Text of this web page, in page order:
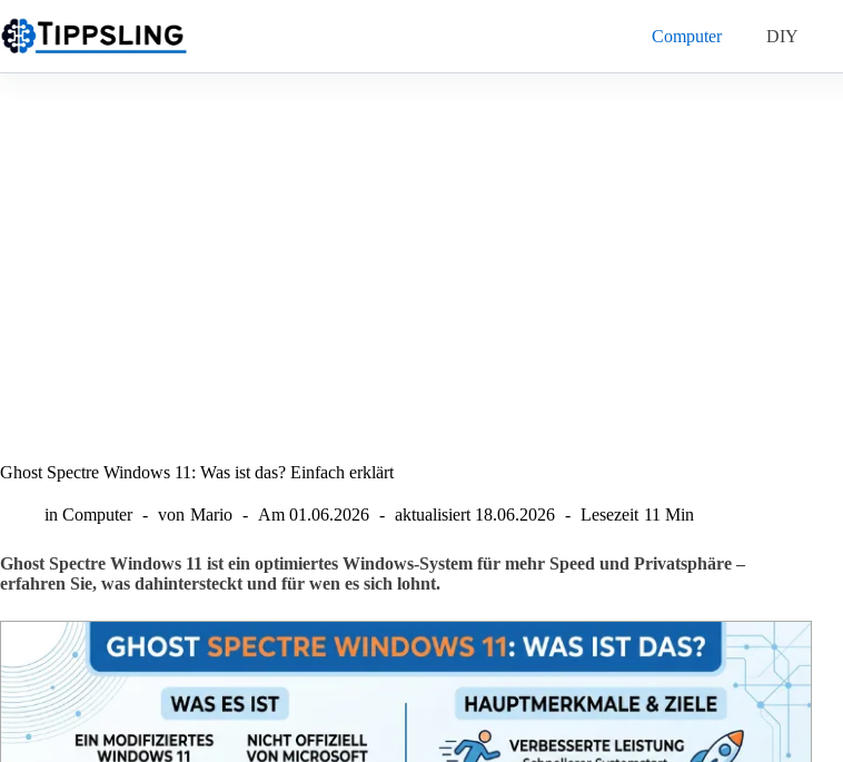
Inhalt
springen
Computer DIY
Ghost Spectre Windows 11: Was ist das? Einfach erklärt
in Computer von Mario Am 01.06.2026 aktualisiert 18.06.2026 Lesezeit 11 Min
Ghost Spectre Windows 11 ist ein optimiertes Windows-System für mehr Speed und Privatsphäre –
erfahren Sie, was dahintersteckt und für wen es sich lohnt.